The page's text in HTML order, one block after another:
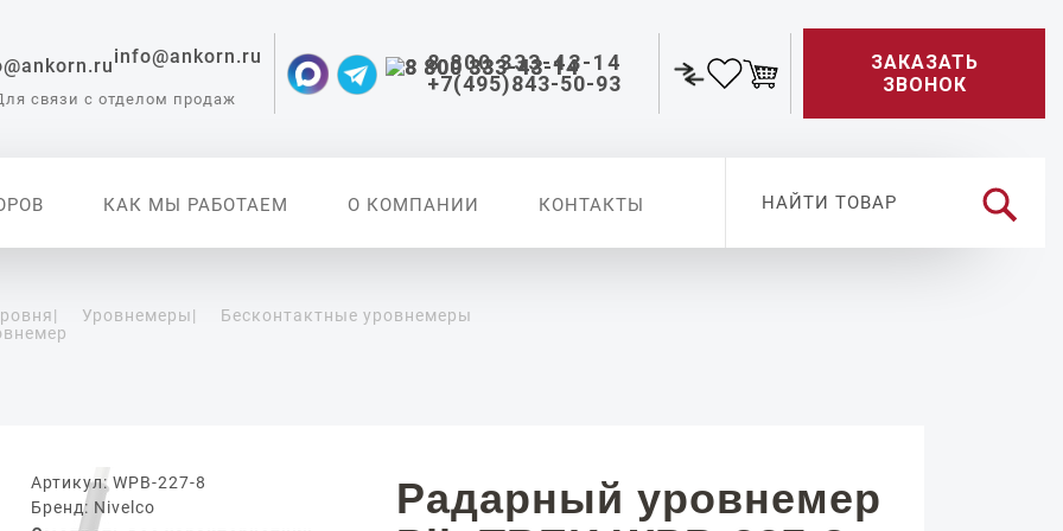
info@ankorn.ru
связи с отделом продаж
8 800 333-43-14
+7(495)843-50-93
ЗАКАЗАТЬ
ЗВОНОК
КАК МЫ РАБОТАЕМ О КОМПАНИИ КОНТАКТЫ
для
| Уровнемеры|
Бесконтактные уровнемеры
Артикул: WPB-227-8
Бренд: Nivelco
Радарный уровнемер